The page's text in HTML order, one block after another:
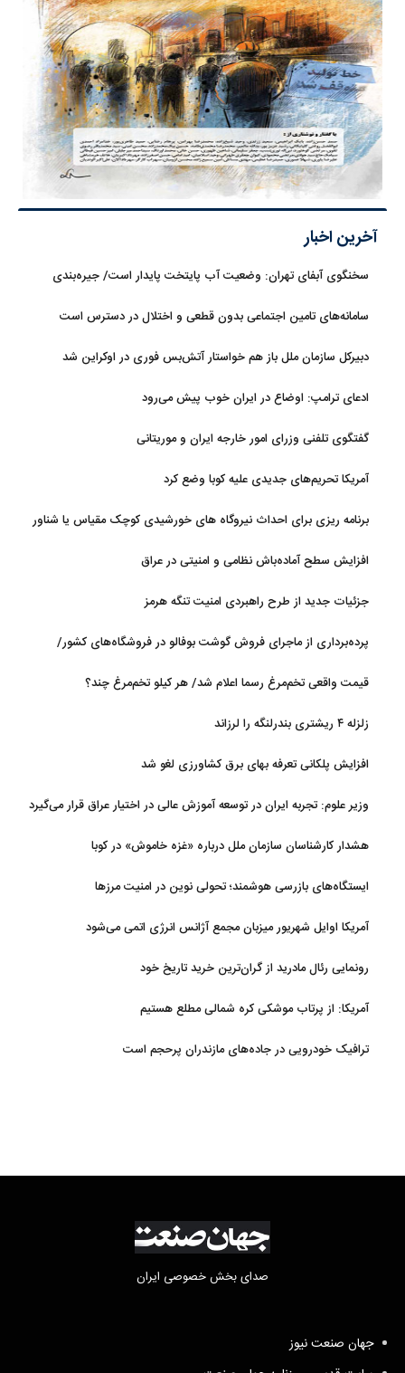
آخرین اخبار
سخنگوی آبفای تهران: وضعیت آب پایتخت پایدار است/ جیره‌بندی
سامانه‌های تامین اجتماعی بدون قطعی و اختلال در دسترس است
دبیرکل سازمان ملل باز هم خواستار آتش‌بس فوری در اوکراین شد
ادعای ترامپ: اوضاع در ایران خوب پیش می‌رود
گفتگوی تلفنی وزرای امور خارجه ایران و موریتانی
آمریکا تحریم‌های جدیدی علیه کوبا وضع کرد
برنامه ریزی برای احداث نیروگاه های خورشیدی کوچک مقیاس یا شناور
افزایش سطح آماده‌باش نظامی و امنیتی در عراق
جزئیات جدید از طرح راهبردی امنیت تنگه هرمز
پرده‌برداری از ماجرای فروش گوشت بوفالو در فروشگاه‌های کشور/
قیمت واقعی تخم‌مرغ رسما اعلام شد/ هر کیلو تخم‌مرغ چند؟
زلزله ۴ ریشتری بندرلنگه را لرزاند
افزایش پلکانی تعرفه بهای برق کشاورزی لغو شد
وزیر علوم: تجربه ایران در توسعه آموزش عالی در اختیار عراق قرار می‌گیرد
هشدار کارشناسان سازمان ملل درباره «غزه‌ خاموش» در کوبا
ایستگاه‌های بازرسی هوشمند؛ تحولی نوین در امنیت مرزها
آمریکا اوایل شهریور میزبان مجمع آژانس انرژی اتمی می‌شود
رونمایی رئال مادرید از گران‌ترین خرید تاریخ خود
آمریکا: از پرتاب موشکی کره شمالی مطلع هستیم
ترافیک خودرویی در جاده‌های مازندران پرحجم است
صدای بخش خصوصی ایران
جهان صنعت نیوز